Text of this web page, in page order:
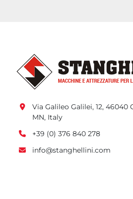
Via Galileo Galilei, 12, 46040
MN, Italy
+39 (0) 376 840 278
info@stanghellini.com